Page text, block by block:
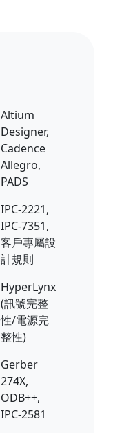
Altium
Designer,
Cadence
Allegro,
PADS
IPC-2221,
IPC-7351,
客戶專屬設
計規則
HyperLynx
(訊號完整
性/電源完
整性)
Gerber
274X,
ODB++,
IPC-2581